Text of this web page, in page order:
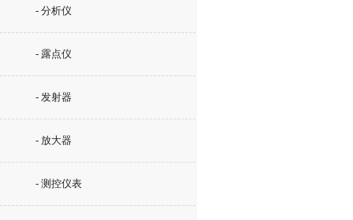
- 分析仪
- 露点仪
- 发射器
- 放大器
- 测控仪表